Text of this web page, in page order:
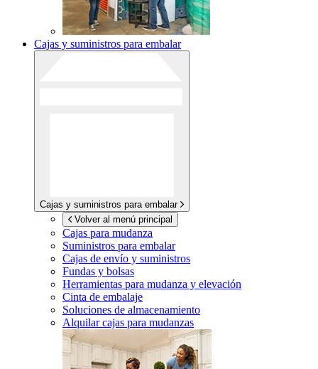
Cajas y suministros para embalar
Cajas y suministros para embalar
Volver al menú principal
Cajas para mudanza
Suministros para embalar
Cajas de envío y suministros
Fundas y bolsas
Herramientas para mudanza y elevación
Cinta de embalaje
Soluciones de almacenamiento
Alquilar cajas para mudanzas